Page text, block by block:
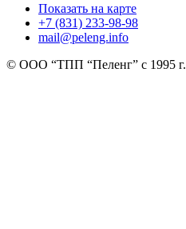
Показать на карте
+7 (831) 233-98-98
mail@peleng.info
© ООО “ТПП “Пеленг” с 1995 г.